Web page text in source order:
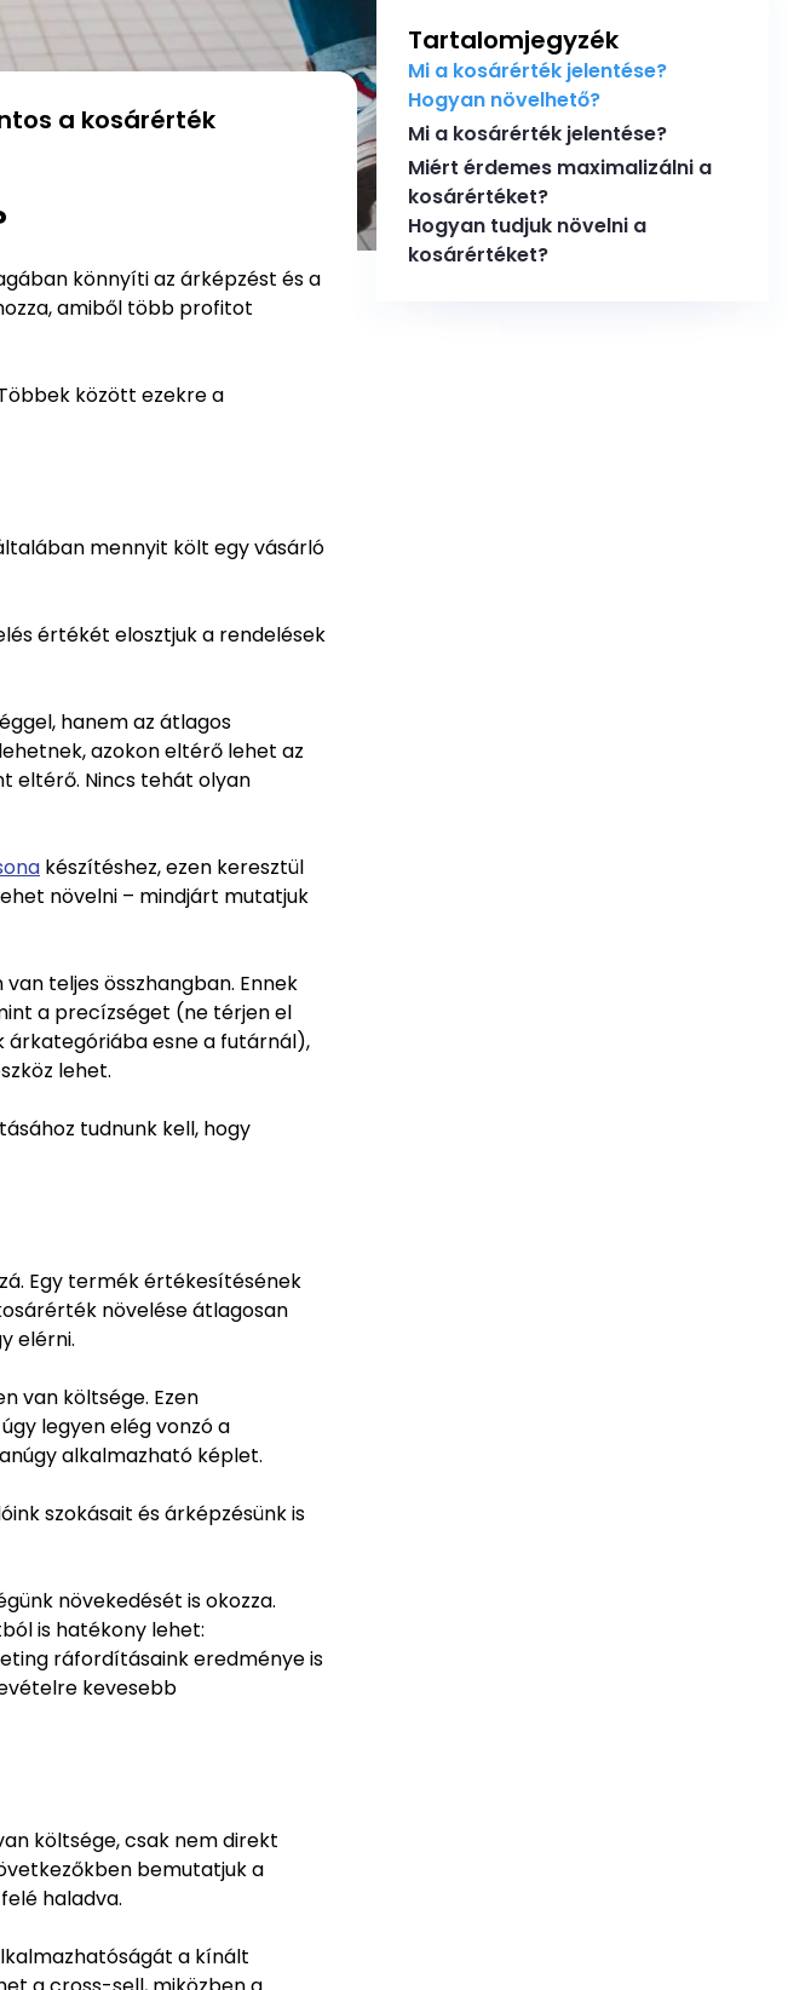
a kosárérték
könnyíti az árképzést és a
amiből több profitot
között ezekre a
mennyit költ egy vásárló
értékét elosztjuk a rendelések
hanem az átlagos
azokon eltérő lehet az
eltérő. Nincs tehát olyan
készítéshez, ezen keresztül
növelni – mindjárt mutatjuk
teljes összhangban. Ennek
a precízséget (ne térjen el
árkategóriába esne a futárnál),
lehet.
tudnunk kell, hogy
Egy termék értékesítésének
növelése átlagosan
elérni.
van költsége. Ezen
legyen elég vonzó a
alkalmazható képlet.
szokásait és árképzésünk is
növekedését is okozza.
is hatékony lehet:
ráfordításaink eredménye is
kevesebb
költsége, csak nem direkt
bemutatjuk a
haladva.
a kínált
Tartalomjegyzék
Mi a kosárérték jelentése?
Hogyan növelhető?
Mi a kosárérték jelentése?
Miért érdemes maximalizálni a
kosárértéket?
Hogyan tudjuk növelni a
kosárértéket?